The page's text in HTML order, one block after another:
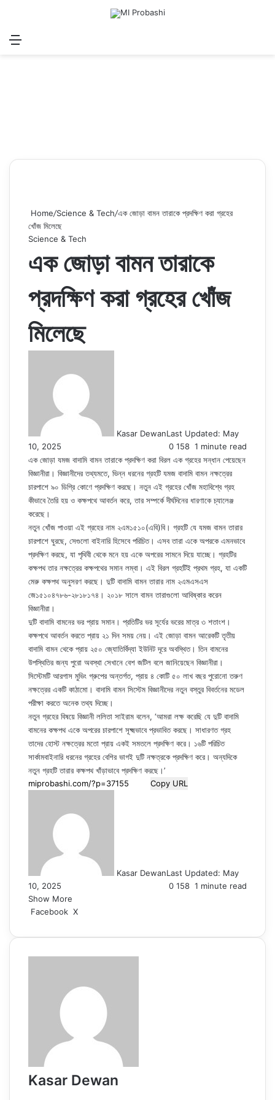
Menu
Home/Science & Tech/এক জোড়া বামন তারাকে প্রদক্ষিণ করা গ্রহের
খোঁজ মিলেছে
Science & Tech
এক জোড়া বামন তারাকে
প্রদক্ষিণ করা গ্রহের খোঁজ
মিলেছে
Kasar DewanLast Updated: May
10, 2025
0 158 1 minute read
এক জোড়া যমজ বাদামি বামন তারাকে প্রদক্ষিণ করা বিরল এক গ্রহের সন্ধান পেয়েছেন
বিজ্ঞানীরা। বিজ্ঞানীদের তথ্যমতে, ভিন্ন ধরনের গ্রহটি যমজ বাদামি বামন নক্ষত্রের
চারপাশে ৯০ ডিগ্রি কোণে প্রদক্ষিণ করছে। নতুন এই গ্রহের খোঁজ মহাবিশ্বে গ্রহ
কীভাবে তৈরি হয় ও কক্ষপথে আবর্তন করে, তার সম্পর্কে দীর্ঘদিনের ধারণাকে চ্যালেঞ্জ
করেছে।
নতুন খোঁজ পাওয়া এই গ্রহের নাম ২এম১৫১০(এবি)বি। গ্রহটি যে যমজ বামন তারার
চারপাশে ঘুরছে, সেগুলো বাইনারি হিসেবে পরিচিত। এসব তারা একে অপরকে এমনভাবে
প্রদক্ষিণ করছে, যা পৃথিবী থেকে মনে হয় একে অপরের সামনে দিয়ে যাচ্ছে। গ্রহটির
কক্ষপথ তার নক্ষত্রের কক্ষপথের সমান লম্বা। এই বিরল গ্রহটিই প্রথম গ্রহ, যা একটি
মেরু কক্ষপথ অনুসরণ করছে। দুটি বাদামি বামন তারার নাম ২এমএসএস
জে১৫১০৪৭৮৬-২৮১৮১৭৪। ২০১৮ সালে বামন তারাগুলো আবিষ্কার করেন
বিজ্ঞানীরা।
দুটি বাদামি বামনের ভর প্রায় সমান। প্রতিটির ভর সূর্যের ভরের মাত্র ৩ শতাংশ।
কক্ষপথে আবর্তন করতে প্রায় ২১ দিন সময় নেয়। এই জোড়া বামন আরেকটি তৃতীয়
বাদামি বামন থেকে প্রায় ২৫০ জ্যোতির্বিদ্যা ইউনিট দূরে অবস্থিত। তিন বামনের
উপস্থিতির জন্য পুরো অবস্থা সেখানে বেশ জটিল বলে জানিয়েছেন বিজ্ঞানীরা।
সিস্টেমটি আরগাস মুভিং গ্রুপের অন্তর্গত, প্রায় ৪ কোটি ৫০ লাখ বছর পুরোনো তরুণ
নক্ষত্রের একটি কাঠামো। বাদামি বামন সিস্টেম বিজ্ঞানীদের নতুন বস্তুর বিবর্তনের মডেল
পরীক্ষা করতে অনেক তথ্য দিচ্ছে।
নতুন গ্রহের বিষয়ে বিজ্ঞানী ললিতা সাইরাম বলেন, ‘আমরা লক্ষ করেছি যে দুটি বাদামি
বামনের কক্ষপথ একে অপরের চারপাশে সূক্ষ্মভাবে প্রভাবিত করছে। সাধারণত গ্রহ
তাদের হোস্ট নক্ষত্রের মতো প্রায় একই সমতলে প্রদক্ষিণ করে। ১৬টি পরিচিত
সার্কামবাইনারি ধরনের গ্রহের বেশির ভাগই দুটি নক্ষত্রকে প্রদক্ষিণ করে। অন্যদিকে
নতুন গ্রহটি তারার কক্ষপথ খাঁড়াভাবে প্রদক্ষিণ করছে।’
Copy URL
Kasar DewanLast Updated: May
10, 2025
0 158 1 minute read
Show More
Facebook X
Email
Kasar Dewan